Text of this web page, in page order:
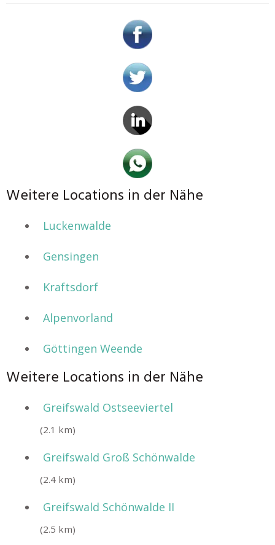
Weitere Locations in der Nähe
Luckenwalde
Gensingen
Kraftsdorf
Alpenvorland
Göttingen Weende
Weitere Locations in der Nähe
Greifswald Ostseeviertel
(2.1 km)
Greifswald Groß Schönwalde
(2.4 km)
Greifswald Schönwalde II
(2.5 km)